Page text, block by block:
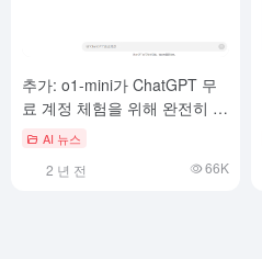
추가: o1-mini가 ChatGPT 무
료 계정 체험을 위해 완전히 개
방되었습니다!
AI 뉴스
2 년 전 66K